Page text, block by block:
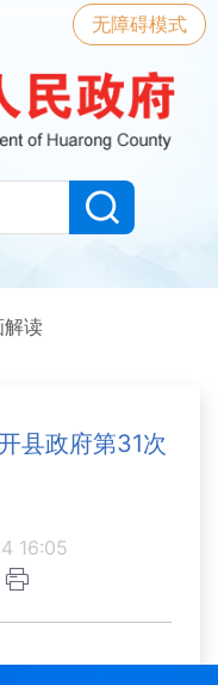
无障碍模式
解读
县政府第31次
16:05